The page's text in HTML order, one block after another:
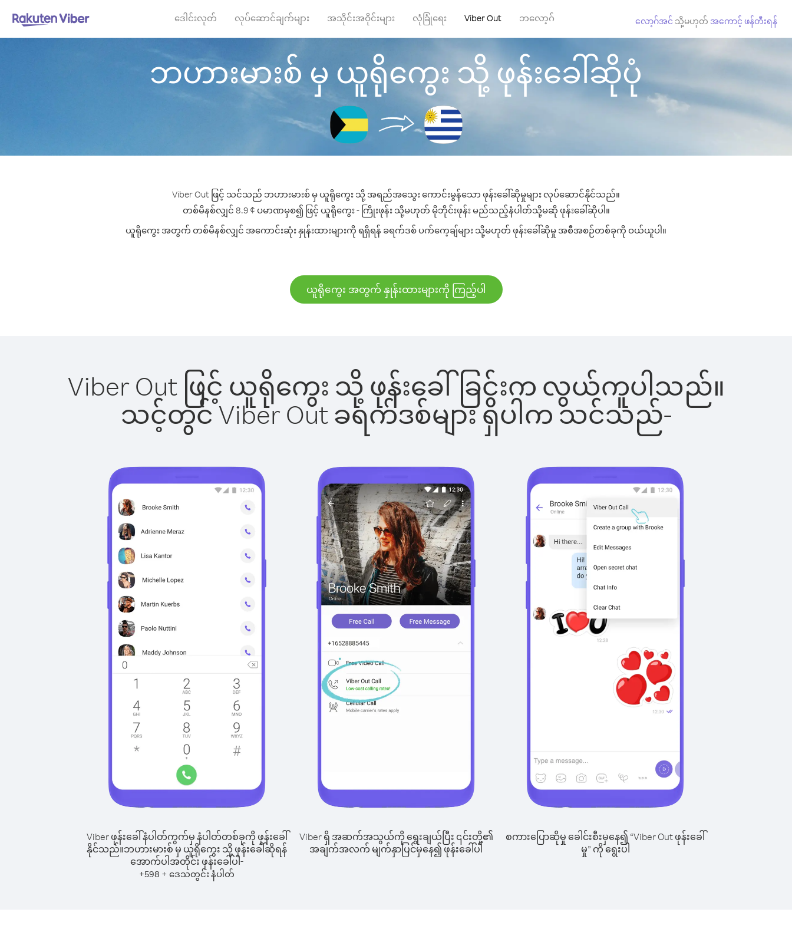
ဒေါင်းလုတ် လုပ်ဆောင်ချက်များ အသိုင်းအဝိုင်းများ လုံခြုံရေး Viber Out ဘလော့ဂ် လော့ဂ်အင် သို့မဟုတ် အကောင့် ဖန်တီးရန်
ဘဟားမားစ် မှ ယူရိုကွေး သို့ ဖုန်းခေါ်ဆိုပုံ
Viber Out ဖြင့် သင်သည် ဘဟားမားစ် မှ ယူရိုကွေး သို့ အရည်အသွေး ကောင်းမွန်သော ဖုန်းခေါ်ဆိုမှုများ လုပ်ဆောင်နိုင်သည်။
တစ်မိနစ်လျှင် 8.9 ¢ ပမာဏမှစ၍ ဖြင့် ယူရိုကွေး - ကြိုးဖုန်း သို့မဟုတ် မိုဘိုင်းဖုန်း မည်သည့်နံပါတ်သို့မဆို ဖုန်းခေါ်ဆိုပါ။
ယူရိုကွေး အတွက် တစ်မိနစ်လျှင် အကောင်းဆုံး နှုန်းထားများကို ရရှိရန် ခရက်ဒစ် ပက်ကေ့ချ်များ သို့မဟုတ် ဖုန်းခေါ်ဆိုမှု အစီအစဉ်တစ်ခုကို ဝယ်ယူပါ။
ယူရိုကွေး အတွက် နှုန်းထားများကို ကြည့်ပါ
Viber Out ဖြင့် ယူရိုကွေး သို့ ဖုန်းခေါ်ခြင်းက လွယ်ကူပါသည်။
သင့်တွင် Viber Out ခရက်ဒစ်များ ရှိပါက သင်သည်-
Viber ဖုန်းခေါ်နံပါတ်ကွက်မှ နံပါတ်တစ်ခုကို ဖုန်းခေါ်
နိုင်သည်။ဘဟားမားစ် မှ ယူရိုကွေး သို့ ဖုန်းခေါ်ဆိုရန်
အောက်ပါအတိုင်း ဖုန်းခေါ်ပါ-
+598 + ဒေသတွင်း နံပါတ်
Viber ရှိ အဆက်အသွယ်ကို ရွေးချယ်ပြီး ၎င်းတို့၏
အချက်အလက် မျက်နှာပြင်မှနေ၍ ဖုန်းခေါ်ပါ
စကားပြောဆိုမှု ခေါင်းစီးမှနေ၍ “Viber Out ဖုန်းခေါ်
မှု” ကို ရွေးပါ